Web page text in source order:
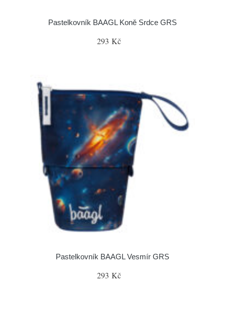
Pastelkovník BAAGL Koně Srdce GRS
293 Kč
Pastelkovník BAAGL Vesmír GRS
293 Kč